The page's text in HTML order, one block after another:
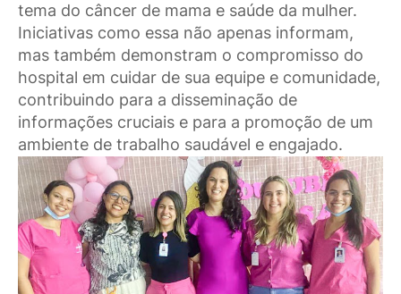
tema do câncer de mama e saúde da mulher.
Iniciativas como essa não apenas informam,
mas também demonstram o compromisso do
hospital em cuidar de sua equipe e comunidade,
contribuindo para a disseminação de
informações cruciais e para a promoção de um
ambiente de trabalho saudável e engajado.